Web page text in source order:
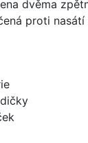
dvěma
proti